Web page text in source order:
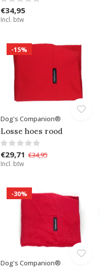
€34,95
Incl. btw
-15%
Dog's Companion®
Losse hoes rood
€29,71 €34,95
Incl. btw
-30%
Dog's Companion®